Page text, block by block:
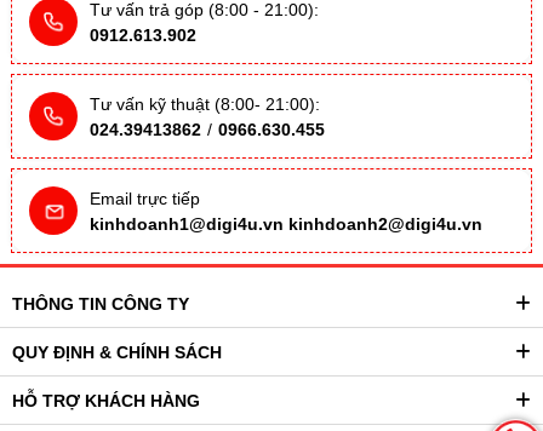
Tư vấn trả góp (8:00 - 21:00):
0912.613.902
Tư vấn kỹ thuật (8:00- 21:00):
024.39413862 / 0966.630.455
Email trực tiếp
kinhdoanh1@digi4u.vn kinhdoanh2@digi4u.vn
THÔNG TIN CÔNG TY
QUY ĐỊNH & CHÍNH SÁCH
HỖ TRỢ KHÁCH HÀNG